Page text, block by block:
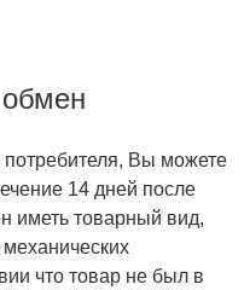
Вы можете
14 дней после
иметь товарный вид,
механических
что товар не был в